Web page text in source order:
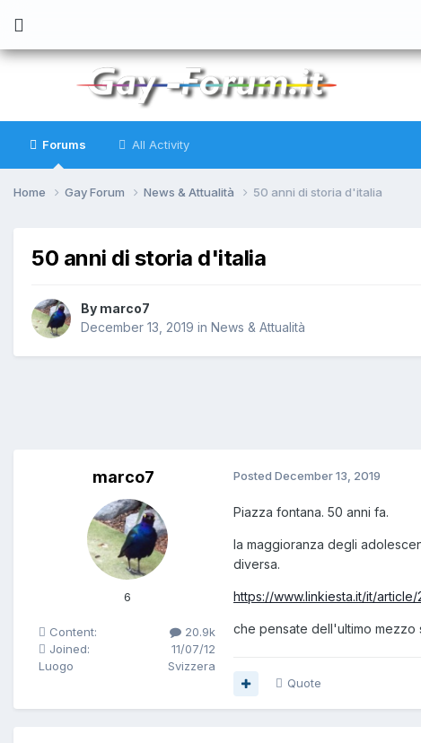
Forums All Activity
Home Gay Forum News & Attualità 50 anni di storia d'italia
50 anni di storia d'italia
By marco7
December 13, 2019 in News & Attualità
marco7
6
Content:
20.9k
Joined:
11/07/12
Luogo
Svizzera
Posted December 13, 2019
Piazza fontana. 50 anni fa.
la maggioranza degli
diversa.
https://www.linkiesta.it/it/
che pensate dell'ultimo mezzo
Quote